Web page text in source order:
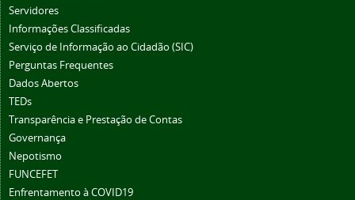
Servidores
Informações Classificadas
Serviço de Informação ao Cidadão (SIC)
Perguntas Frequentes
Dados Abertos
TEDs
Transparência e Prestação de Contas
Governança
Nepotismo
FUNCEFET
Enfrentamento à COVID19